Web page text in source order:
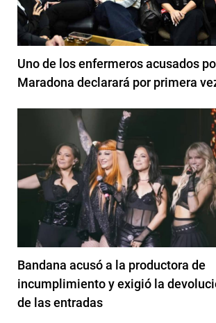
Uno de los enfermeros acusados
Maradona declarará por primera
Bandana acusó a la productora de
incumplimiento y exigió la
de las entradas